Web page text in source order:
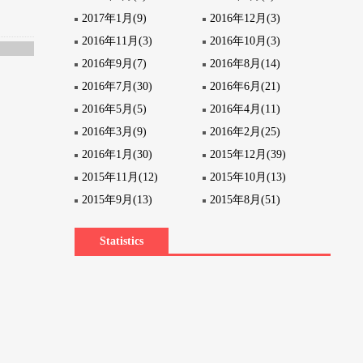
2017年1月(9)
2016年12月(3)
2016年11月(3)
2016年10月(3)
2016年9月(7)
2016年8月(14)
2016年7月(30)
2016年6月(21)
2016年5月(5)
2016年4月(11)
2016年3月(9)
2016年2月(25)
2016年1月(30)
2015年12月(39)
2015年11月(12)
2015年10月(13)
2015年9月(13)
2015年8月(51)
Statistics